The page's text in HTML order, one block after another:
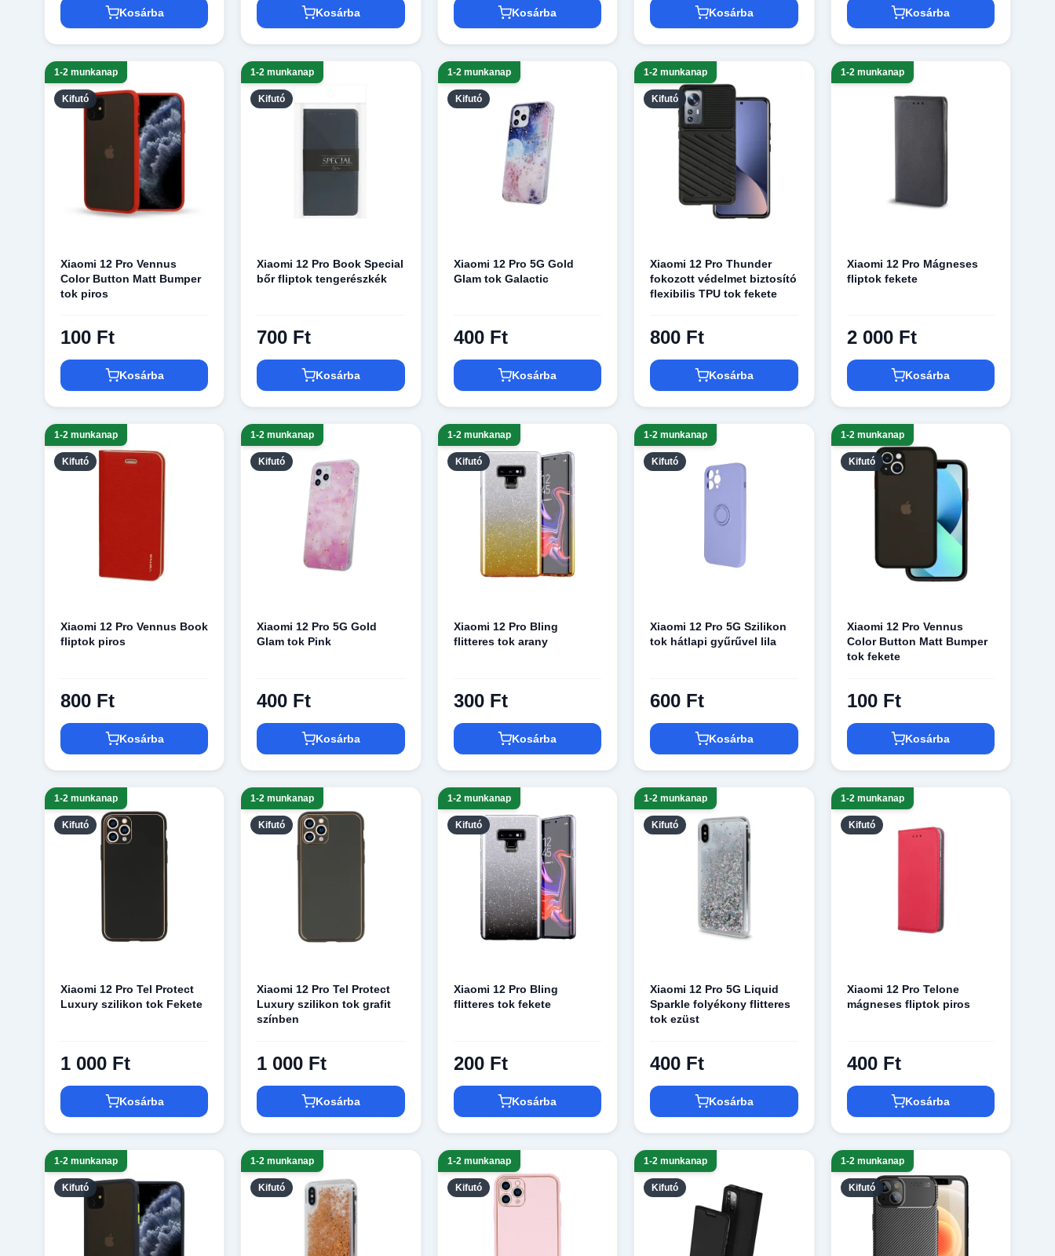
Kosárba Kosárba Kosárba Kosárba Kosárba
Kifutó
1-2 munkanap
Xiaomi 12 Pro Vennus
Color Button Matt Bumper
tok piros
100 Ft
Kosárba
Kifutó
1-2 munkanap
Xiaomi 12 Pro Book Special
bőr fliptok tengerészkék
700 Ft
Kosárba
Kifutó
1-2 munkanap
Xiaomi 12 Pro 5G Gold
Glam tok Galactic
400 Ft
Kosárba
Kifutó
1-2 munkanap
Xiaomi 12 Pro Thunder
fokozott védelmet biztosító
flexibilis TPU tok fekete
800 Ft
Kosárba
1-2 munkanap
Xiaomi 12 Pro Mágneses
fliptok fekete
2 000 Ft
Kosárba
Kifutó
1-2 munkanap
Xiaomi 12 Pro Vennus Book
fliptok piros
800 Ft
Kosárba
Kifutó
1-2 munkanap
Xiaomi 12 Pro 5G Gold
Glam tok Pink
400 Ft
Kosárba
Kifutó
1-2 munkanap
Xiaomi 12 Pro Bling
flitteres tok arany
300 Ft
Kosárba
Kifutó
1-2 munkanap
Xiaomi 12 Pro 5G Szilikon
tok hátlapi gyűrűvel lila
600 Ft
Kosárba
Kifutó
1-2 munkanap
Xiaomi 12 Pro Vennus
Color Button Matt Bumper
tok fekete
100 Ft
Kosárba
Kifutó
1-2 munkanap
Xiaomi 12 Pro Tel Protect
Luxury szilikon tok Fekete
1 000 Ft
Kosárba
Kifutó
1-2 munkanap
Xiaomi 12 Pro Tel Protect
Luxury szilikon tok grafit
színben
1 000 Ft
Kosárba
Kifutó
1-2 munkanap
Xiaomi 12 Pro Bling
flitteres tok fekete
200 Ft
Kosárba
Kifutó
1-2 munkanap
Xiaomi 12 Pro 5G Liquid
Sparkle folyékony flitteres
tok ezüst
400 Ft
Kosárba
Kifutó
1-2 munkanap
Xiaomi 12 Pro Telone
mágneses fliptok piros
400 Ft
Kosárba
Kifutó
1-2 munkanap
Kifutó
1-2 munkanap
Kifutó
1-2 munkanap
Kifutó
1-2 munkanap
Kifutó
1-2 munkanap